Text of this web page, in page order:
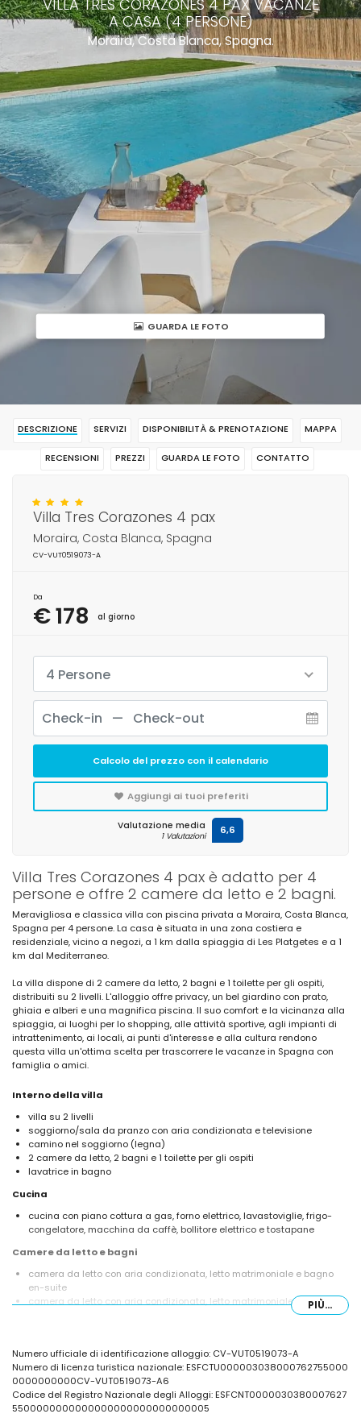
VILLA TRES CORAZONES 4 PAX VACANZE
A CASA (4 PERSONE)
Moraira, Costa Blanca, Spagna.
GUARDA LE FOTO
DESCRIZIONE SERVIZI DISPONIBILITÀ & PRENOTAZIONE MAPPA
RECENSIONI PREZZI GUARDA LE FOTO CONTATTO
Villa Tres Corazones 4 pax è adatto per 4
persone e offre 2 camere da letto e 2 bagni.
Meravigliosa e classica villa con piscina privata a Moraira, Costa Blanca,
Spagna per 4 persone. La casa è situata in una zona costiera e
residenziale, vicino a negozi, a 1 km dalla spiaggia di Les Platgetes e a 1
km dal Mediterraneo.
La villa dispone di 2 camere da letto, 2 bagni e 1 toilette per gli ospiti,
distribuiti su 2 livelli. L'alloggio offre privacy, un bel giardino con prato,
ghiaia e alberi e una magnifica piscina. Il suo comfort e la vicinanza alla
spiaggia, ai luoghi per lo shopping, alle attività sportive, agli impianti di
intrattenimento, ai locali, ai punti d'interesse e alla cultura rendono
questa villa un'ottima scelta per trascorrere le vacanze in Spagna con
famiglia o amici.
Interno della villa
villa su 2 livelli
soggiorno/sala da pranzo con aria condizionata e televisione
camino nel soggiorno (legna)
2 camere da letto, 2 bagni e 1 toilette per gli ospiti
lavatrice in bagno
Cucina
cucina con piano cottura a gas, forno elettrico, lavastoviglie, frigo-
congelatore, macchina da caffè, bollitore elettrico e tostapane
Camere da letto e bagni
camera da letto con aria condizionata, letto matrimoniale e bagno
en-suite
camera da letto con aria condizionata, letto matrimoniale e
Esterno della villa
terreno recintato
piscina privata di 8m x 4m
bellissimo giardino con prato, ghiaia, alberi e mobili da giardino con
PIÙ...
Numero ufficiale di identificazione alloggio: CV-VUT0519073-A
Numero di licenza turistica nazionale: ESFCTU000003038000762755000
0000000000CV-VUT0519073-A6
Codice del Registro Nazionale degli Alloggi: ESFCNT0000030380007627
5500000000000000000000000000005
Villa Tres Corazones 4 pax
Moraira, Costa Blanca, Spagna
CV-VUT0519073-A
Da
€ 178 al giorno
4 Persone
Calcolo del prezzo con il calendario
Aggiungi ai tuoi preferiti
Valutazione media
1 Valutazioni 6,6